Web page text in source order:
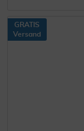
GRATIS
Versand